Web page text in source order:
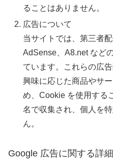
ることはありません。
広告について
当サイトでは、第三者
AdSense、A8.net など
ています。これらの広
興味に応じた商品やサ
め、Cookie を使用する
名で収集され、個人を
ん。
Google 広告に関する詳